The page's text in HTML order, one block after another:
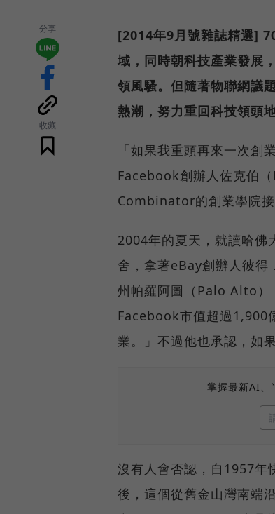
分享
收藏
[2014年9月號雜誌精選]
域，同時朝科技產業發展
領風騷。但隨著物聯網議
熱潮，努力重回科技領頭地
「如果我重頭再來一次創
Facebook創辦人佐克伯
Combinator的創業學院接
2004年的夏天，就讀哈佛
舍，拿著eBay創辦人彼
州帕羅阿圖（Palo Alto）
Facebook市值超過1,900
業。」不過他也承認，如
掌握最新AI、
沒有人會否認，自1957
後，這個從舊金山灣南端